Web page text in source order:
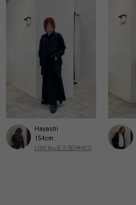
Hayashi
154cm
LIMI feu名古屋PARCO